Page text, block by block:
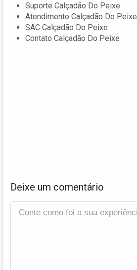
Suporte Calçadão Do Peixe
Atendimento Calçadão Do Peixe
SAC Calçadão Do Peixe
Contato Calçadão Do Peixe
Deixe um comentário